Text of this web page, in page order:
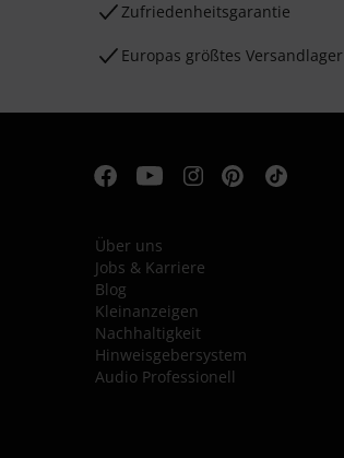
Zufriedenheitsgarantie
Europas größtes Versandlager
Über uns
Jobs & Karriere
Blog
Kleinanzeigen
Nachhaltigkeit
Hinweisgebersystem
Audio Professionell